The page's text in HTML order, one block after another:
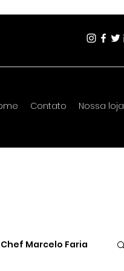
Contato Nossa loja
Chef Marcelo Faria